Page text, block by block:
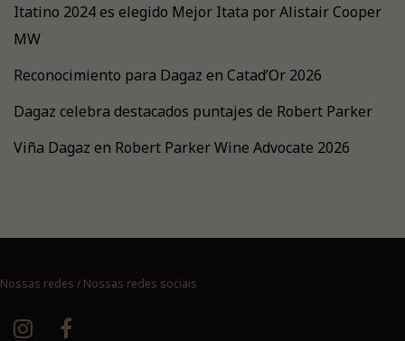
Itatino 2024 es elegido Mejor Itata por Alistair Cooper
MW
Reconocimiento para Dagaz en Catad’Or 2026
Dagaz celebra destacados puntajes de Robert Parker
Viña Dagaz en Robert Parker Wine Advocate 2026
Nossas redes / Nossas redes sociais